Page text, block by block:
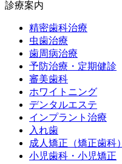
診療案内
精密歯科治療
虫歯治療
歯周病治療
予防治療・定期健診
審美歯科
ホワイトニング
デンタルエステ
インプラント治療
入れ歯
成人矯正（矯正歯科）
小児歯科・小児矯正